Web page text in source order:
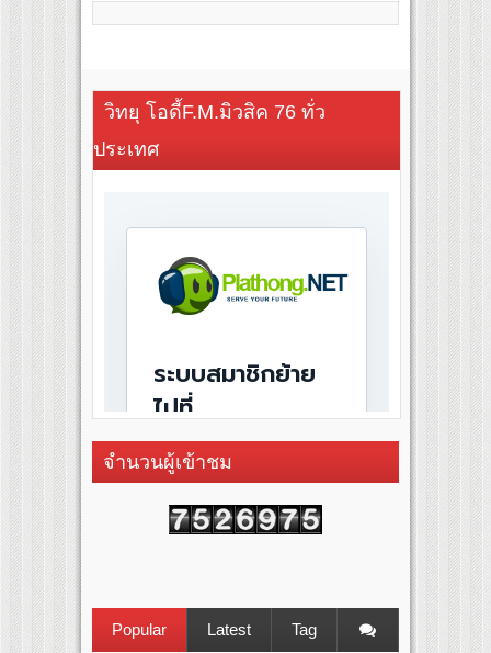
วิทยุ โอดี้F.M.มิวสิค 76 ทั่ว
ประเทศ
จำนวนผู้เข้าชม
Popular Latest Tag